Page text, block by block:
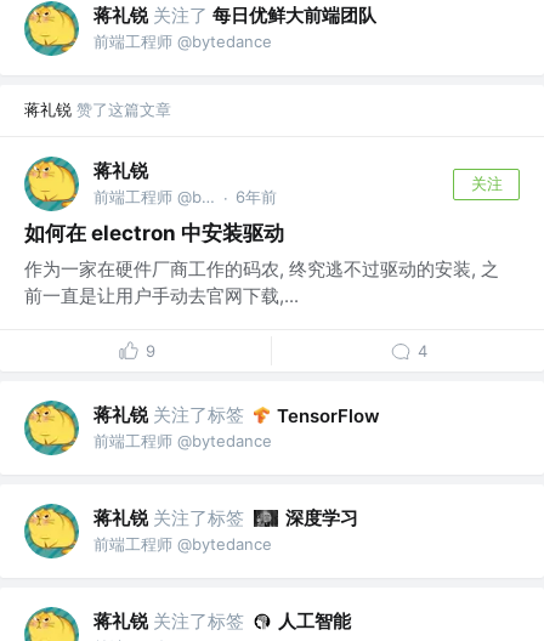
蒋礼锐 关注了 每日优鲜大前端团队
前端工程师 @bytedance
蒋礼锐 赞了这篇文章
蒋礼锐
前端工程师 @bytedance · 6年前
关注
如何在 electron 中安装驱动
作为一家在硬件厂商工作的码农, 终究逃不过驱动的安装, 之
前一直是让用户手动去官网下载,...
9 4
蒋礼锐 关注了标签 TensorFlow
前端工程师 @bytedance
蒋礼锐 关注了标签 深度学习
前端工程师 @bytedance
蒋礼锐 关注了标签 人工智能